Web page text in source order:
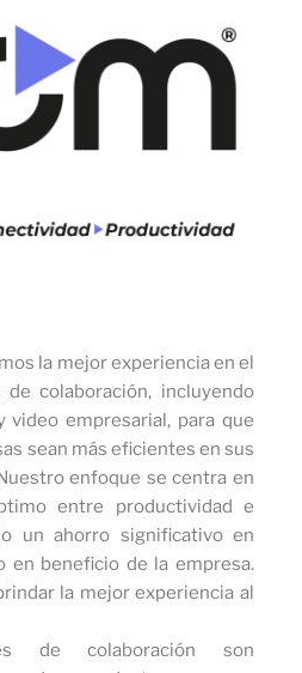
la mejor experiencia en el
colaboración, incluyendo
video empresarial, para que
sean más eficientes en sus
enfoque se centra en
entre productividad e
un ahorro significativo en
en beneficio de la empresa.
la mejor experiencia al
de colaboración son